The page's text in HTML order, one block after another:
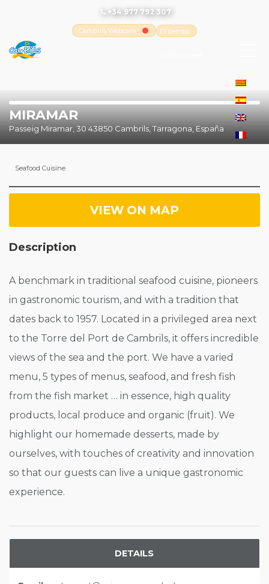
+34 977 792 307
Cambrils Webcam
El tiempo
MIRAMAR
Passeig Miramar, 30 43850 Cambrils, Tarragona, España
Seafood Cuisine
VIEW ON MAP
Description
A benchmark in traditional seafood cuisine, pioneers
in gastronomic tourism, and with a tradition that
dates back to 1957. Located in a privileged area next
to the Torre del Port de Cambrils, it offers incredible
views of the sea and the port. We have a varied
menu, 5 types of menus, seafood, and fresh fish
from the fish market … in essence, high quality
products, local produce and organic (fruit). We
highlight our homemade desserts, made by
ourselves, with touches of creativity and innovation
so that our guests can live a unique gastronomic
experience.
DETAILS